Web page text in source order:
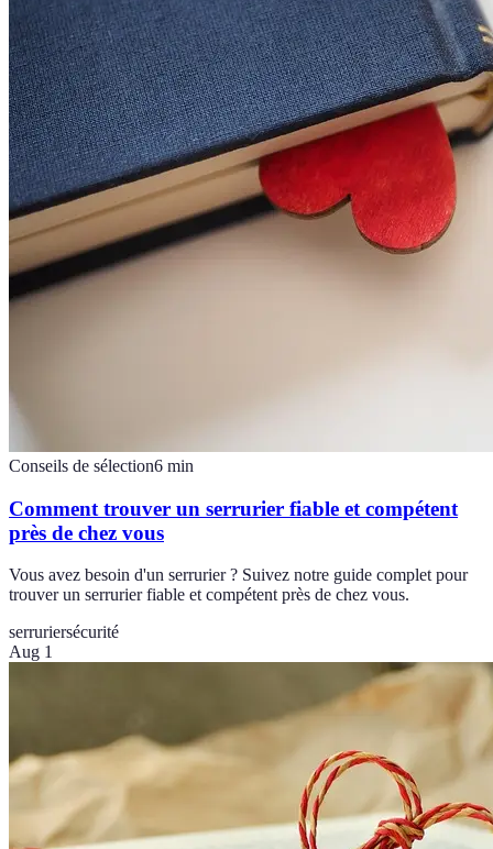
Conseils de sélection6 min
Comment trouver un serrurier fiable et compétent
près de chez vous
Vous avez besoin d'un serrurier ? Suivez notre guide complet pour
trouver un serrurier fiable et compétent près de chez vous.
serruriersécurité
Aug 1